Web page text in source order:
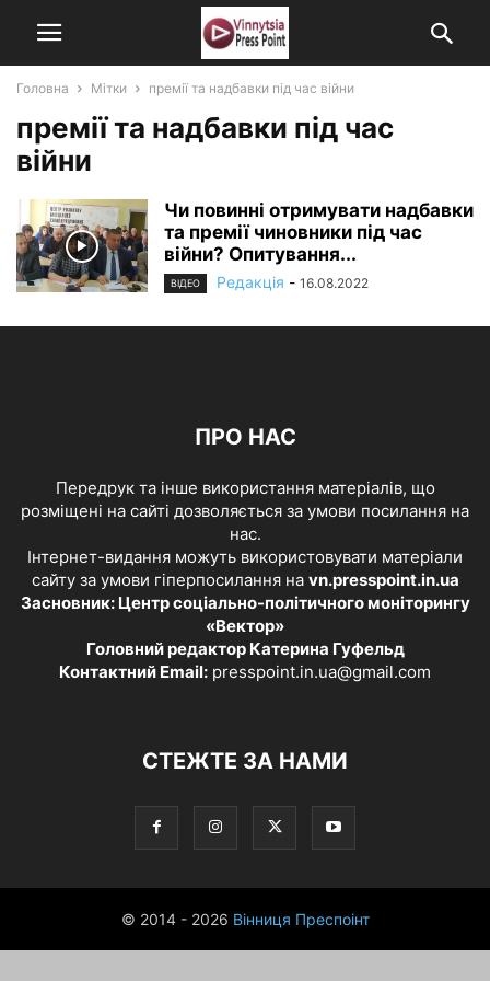
Головна Мітки премії та надбавки під час війни
премії та надбавки під час
війни
Чи повинні отримувати надбавки
та премії чиновники під час
війни? Опитування...
ВІДЕО Редакція - 16.08.2022
ПРО НАС
Передрук та інше використання матеріалів, що
розміщені на сайті дозволяється за умови посилання на
нас.
Інтернет-видання можуть використовувати матеріали
сайту за умови гіперпосилання на vn.presspoint.in.ua
Засновник: Центр соціально-політичного моніторингу
«Вектор»
Головний редактор Катерина Гуфельд
Контактний Email: presspoint.in.ua@gmail.com
СТЕЖТЕ ЗА НАМИ
© 2014 - 2026 Вінниця Преспоінт